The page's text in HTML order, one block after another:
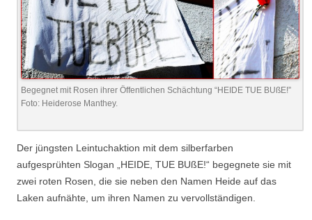
Begegnet mit Rosen ihrer Öffentlichen Schächtung “HEIDE TUE BUßE!”
Foto: Heiderose Manthey.
Der jüngsten Leintuchaktion mit dem silberfarben
aufgesprühten Slogan „HEIDE, TUE BUßE!“ begegnete sie mit
zwei roten Rosen, die sie neben den Namen Heide auf das
Laken aufnähte, um ihren Namen zu vervollständigen.